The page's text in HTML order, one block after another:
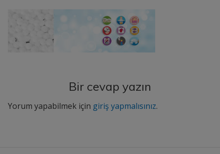
Bir cevap yazın
Yorum yapabilmek için giriş yapmalısınız.